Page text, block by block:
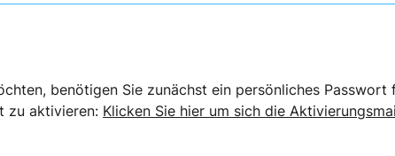
benötigen Sie zunächst ein persönliches Passwort
zu aktivieren: Klicken Sie hier um sich die